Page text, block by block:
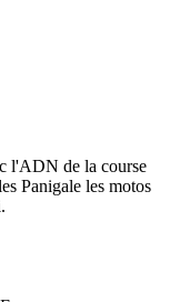
l'ADN de la course
Panigale les motos